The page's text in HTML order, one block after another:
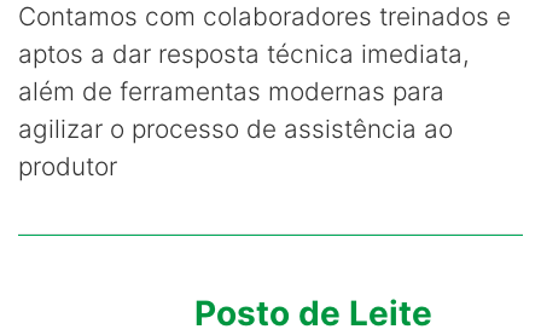
Contamos com colaboradores treinados e
aptos a dar resposta técnica imediata,
além de ferramentas modernas para
agilizar o processo de assistência ao
produtor
Posto de Leite